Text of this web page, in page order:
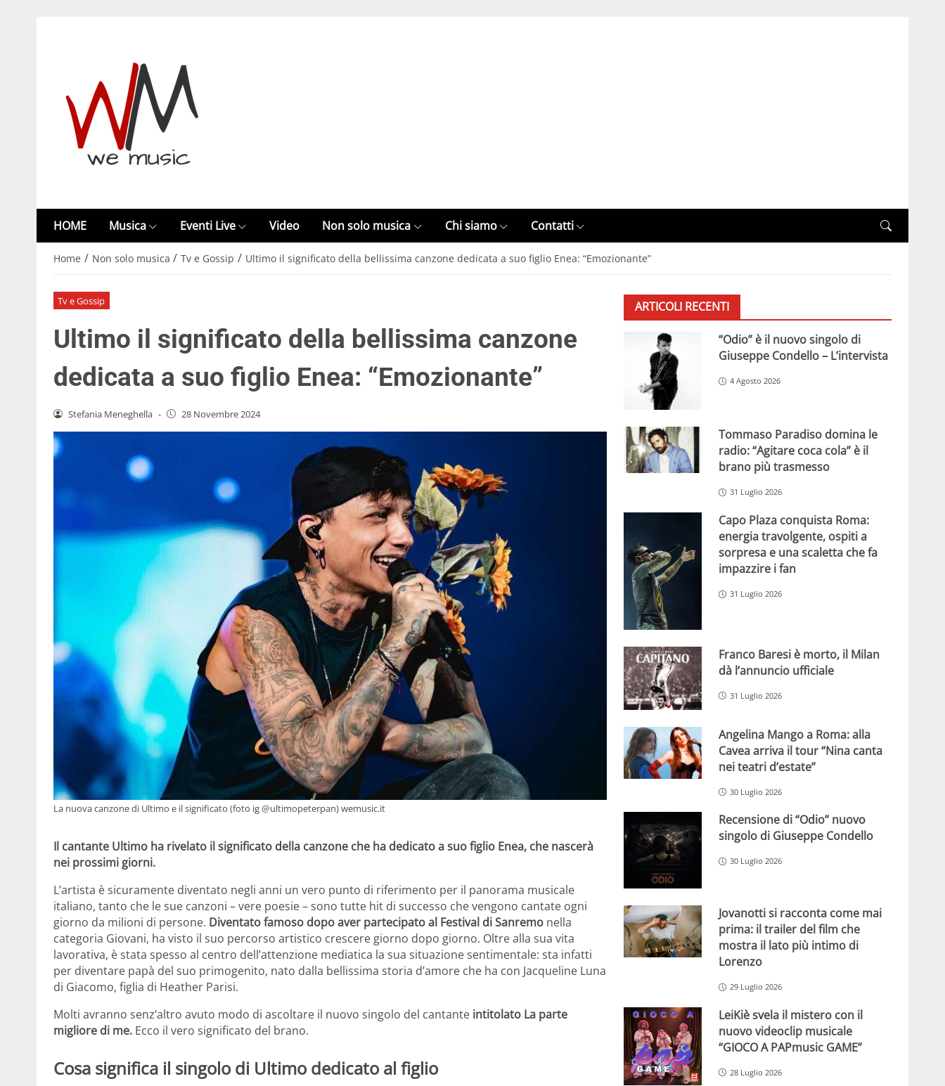
HOME Musica Eventi Live Video Non solo musica Chi siamo Contatti
Home / Non solo musica / Tv e Gossip / Ultimo il significato della bellissima canzone dedicata a suo figlio Enea: “Emozionante”
Tv e Gossip
Ultimo il significato della bellissima canzone
dedicata a suo figlio Enea: “Emozionante”
Stefania Meneghella - 28 Novembre 2024
La nuova canzone di Ultimo e il significato (foto ig @ultimopeterpan) wemusic.it
Il cantante Ultimo ha rivelato il significato della canzone che ha dedicato a suo figlio Enea, che nascerà
nei prossimi giorni.
L’artista è sicuramente diventato negli anni un vero punto di riferimento per il panorama musicale
italiano, tanto che le sue canzoni – vere poesie – sono tutte hit di successo che vengono cantate ogni
giorno da milioni di persone. Diventato famoso dopo aver partecipato al Festival di Sanremo nella
categoria Giovani, ha visto il suo percorso artistico crescere giorno dopo giorno. Oltre alla sua vita
lavorativa, è stata spesso al centro dell’attenzione mediatica la sua situazione sentimentale: sta infatti
per diventare papà del suo primogenito, nato dalla bellissima storia d’amore che ha con Jacqueline Luna
di Giacomo, figlia di Heather Parisi.
Molti avranno senz’altro avuto modo di ascoltare il nuovo singolo del cantante intitolato La parte
migliore di me. Ecco il vero significato del brano.
Cosa significa il singolo di Ultimo dedicato al figlio
ARTICOLI RECENTI
“Odio” è il nuovo singolo di
Giuseppe Condello – L’intervista
4 Agosto 2026
Tommaso Paradiso domina le
radio: “Agitare coca cola” è il
brano più trasmesso
31 Luglio 2026
Capo Plaza conquista Roma:
energia travolgente, ospiti a
sorpresa e una scaletta che fa
impazzire i fan
31 Luglio 2026
Franco Baresi è morto, il Milan
dà l’annuncio ufficiale
31 Luglio 2026
Angelina Mango a Roma: alla
Cavea arriva il tour “Nina canta
nei teatri d’estate”
30 Luglio 2026
Recensione di “Odio” nuovo
singolo di Giuseppe Condello
30 Luglio 2026
Jovanotti si racconta come mai
prima: il trailer del film che
mostra il lato più intimo di
Lorenzo
29 Luglio 2026
LeiKiè svela il mistero con il
nuovo videoclip musicale
“GIOCO A PAPmusic GAME”
28 Luglio 2026